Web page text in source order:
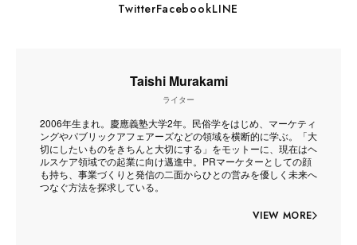
TwitterFacebookLINE
Taishi Murakami
ライター
2006年生まれ。慶應義塾大学2年。民俗学をはじめ、マーケティ
ングやパブリックアフェアーズなどの領域を横断的に学ぶ。「大
切にしたいものをきちんと大切にする」をモットーに、現在はヘ
ルスケア領域での起業に向け邁進中。PRマーケターとしての顔
も持ち、事業づくりと発信の二面からひとの営みを優しく未来へ
つなぐ方法を探求している。
VIEW MORE